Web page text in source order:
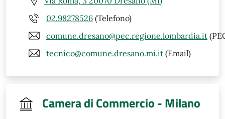
02.98278526 (Telefono)
comune.dresano@pec.regione.lombardia.it
tecnico@comune.dresano.mi.it (Email)
Camera di Commercio - Milano